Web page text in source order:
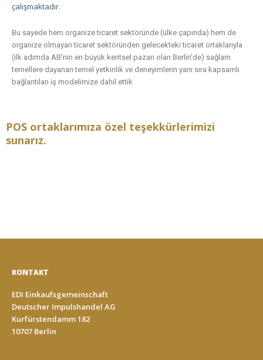
çalışmaktadır.
Bu sayede hem organize ticaret sektöründe (ülke çapında) hem de
organize olmayan ticaret sektöründen gelecekteki ticaret ortaklarıyla
(ilk adımda AB’nin en büyük kentsel pazarı olan Berlin’de) sağlam
temellere dayanan temel yetkinlik ve deneyimlerin yanı sıra kapsamlı
bağlantıları iş modelimize dahil ettik
POS ortaklarımıza özel teşekkürlerimizi
sunarız.
KONTAKT
EDI Einkaufsgemeinschaft
Deutscher Impulshandel AG
Kurfürstendamm 182
10707 Berlin